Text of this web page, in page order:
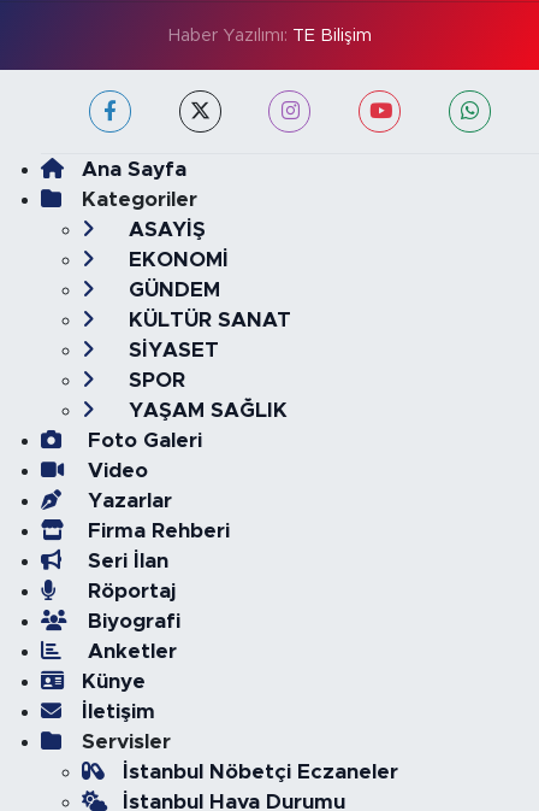
Haber Yazılımı: TE Bilişim
Ana Sayfa
Kategoriler
ASAYİŞ
EKONOMİ
GÜNDEM
KÜLTÜR SANAT
SİYASET
SPOR
YAŞAM SAĞLIK
Foto Galeri
Video
Yazarlar
Firma Rehberi
Seri İlan
Röportaj
Biyografi
Anketler
Künye
İletişim
Servisler
İstanbul Nöbetçi Eczaneler
İstanbul Hava Durumu